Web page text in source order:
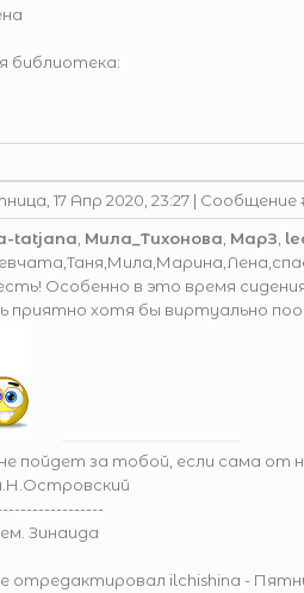
библиотека:
17 Апр 2020, 23:27 | Сообщение
tatjana Мила_Тихонова МарЗ
Особенно в это время
приятно хотя бы виртуально
пойдет за тобой, если сама от
Зинаида
отредактировал ilchishina -